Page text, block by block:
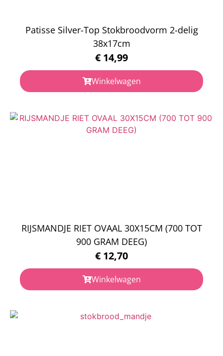
Patisse Silver-Top Stokbroodvorm 2-delig
38x17cm
€ 14,99
Winkelwagen
RIJSMANDJE RIET OVAAL 30X15CM (700 TOT
900 GRAM DEEG)
€ 12,70
Winkelwagen